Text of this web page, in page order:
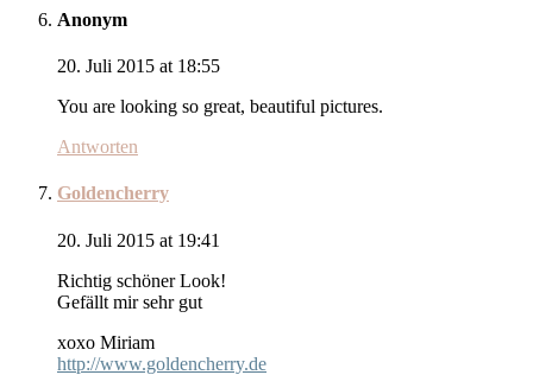
Anonym
20. Juli 2015 at 18:55
You are looking so great, beautiful pictures.
Antworten
Goldencherry
20. Juli 2015 at 19:41
Richtig schöner Look!
Gefällt mir sehr gut
xoxo Miriam
http://www.goldencherry.de